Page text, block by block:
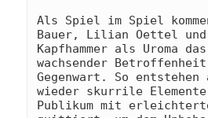
Als Spiel im Spiel
Bauer, Lilian Oettel
Kapfhammer als Uroma
wachsender
Gegenwart. So entstehen
wieder skurrile
Publikum mit